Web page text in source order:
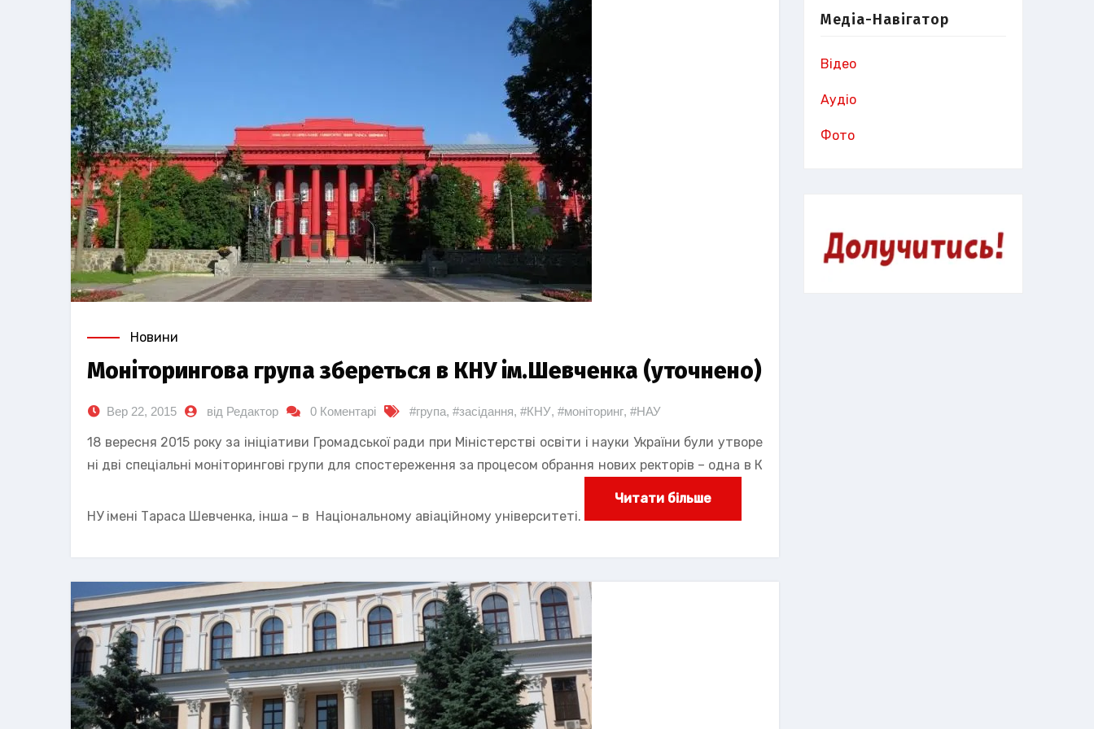
Новини
Моніторингова група збереться в КНУ ім.Шевченка (уточнено)
Вер 22, 2015 від Редактор 0 Коментарі #група, #засідання, #КНУ, #моніторинг, #НАУ
18 вересня 2015 року за ініціативи Громадської ради при Міністерстві освіти і науки України були утворе
ні дві спеціальні моніторингові групи для спостереження за процесом обрання нових ректорів – одна в К
НУ імені Тараса Шевченка, інша – в Національному авіаційному університеті.
Читати більше
Медіа-Навігатор
Відео
Аудіо
Фото